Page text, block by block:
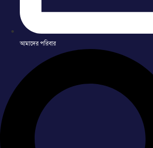
আমাদের পরিবার